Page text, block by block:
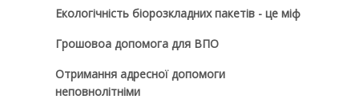
Екологічність біорозкладних пакетів - це міф
Грошовоа допомога для ВПО
Отримання адресної допомоги
неповнолітніми